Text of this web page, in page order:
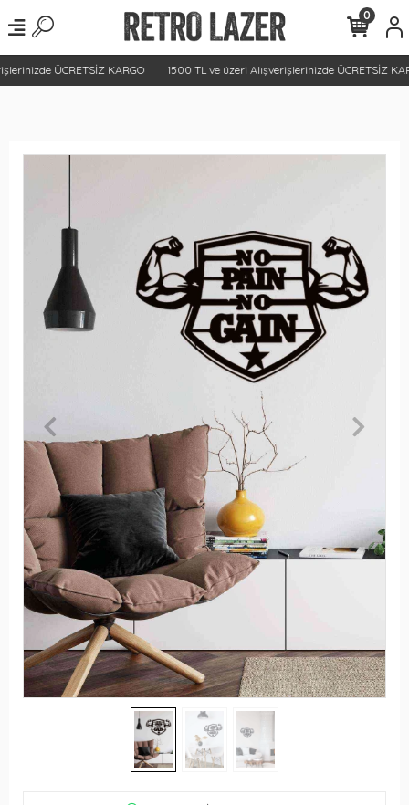
ÜCRETSİZ KARGO 1500 TL ve üzeri Alışverişlerinizde ÜCRETSİZ
0